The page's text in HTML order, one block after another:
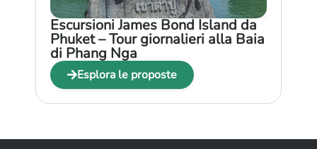
Escursioni Similan Island da
Phuket – Tour giornalieri da
Phuket & Khao Lak
Esplora le proposte